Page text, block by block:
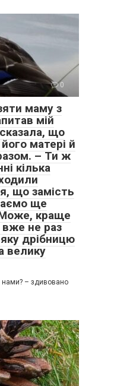
0
маму з
мій
що
матері й
– Ти ж
кілька
що замість
ще
краще
не раз
дрібницю
велику
нами? – здивовано